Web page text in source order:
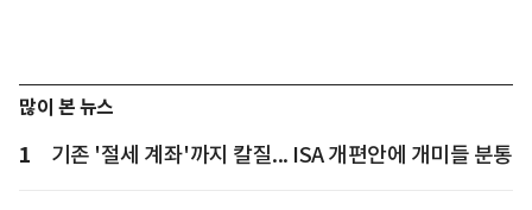
많이 본 뉴스
1 기존 '절세 계좌'까지 칼질... ISA 개편안에 개미들 분통